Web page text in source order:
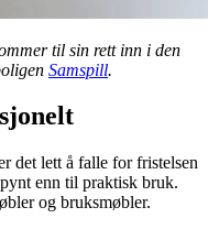
til sin rett inn i den
Samspill.
det lett å falle for fristelsen
enn til praktisk bruk.
og bruksmøbler.